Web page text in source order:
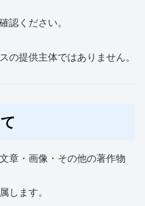
認ください。
の提供主体ではありません。
章・画像・その他の著作物
します。